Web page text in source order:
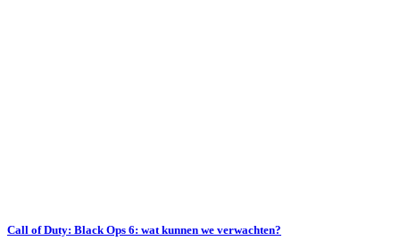
Call of Duty: Black Ops 6: wat kunnen we verwachten?